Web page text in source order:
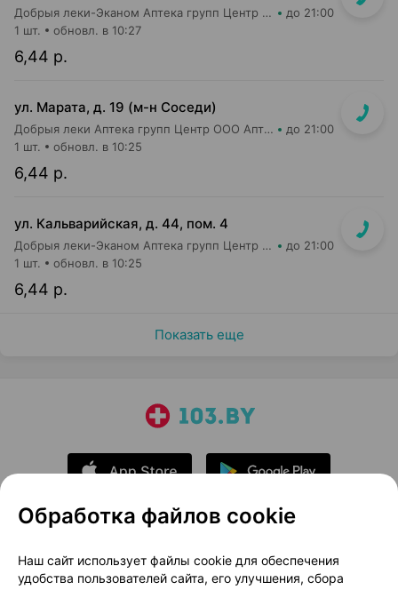
Добрыя леки-Эканом Аптека групп Центр ООО Аптека №91 до 21:00
6,44 р.
1 шт. обновл. в 10:27
ул. Марата, д. 19 (м-н Соседи)
Добрыя леки Аптека групп Центр ООО Аптека №37 до 21:00
6,44 р.
1 шт. обновл. в 10:25
ул. Кальварийская, д. 44, пом. 4
Добрыя леки-Эканом Аптека групп Центр ООО Аптека №39 до 21:00
6,44 р.
1 шт. обновл. в 10:25
Показать еще
О проекте
Новости проекта
Размещение рекламы
Медицинский маркетинг
Обработка файлов cookie
Наш сайт использует файлы cookie для обеспечения
удобства пользователей сайта, его улучшения, сбора